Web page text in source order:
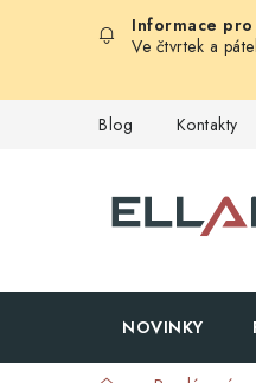
Ve čtvrtek a
Blog Kontakty
NOVINKY